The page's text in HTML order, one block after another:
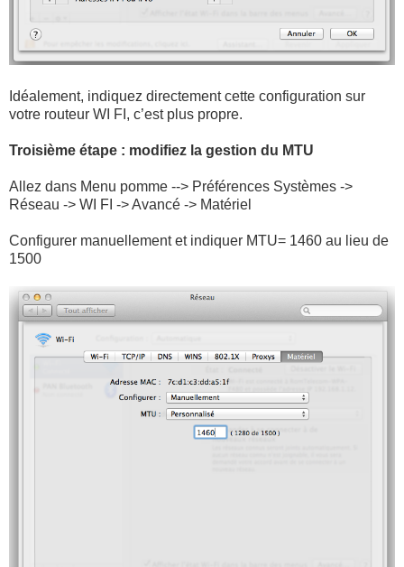
Idéalement, indiquez directement cette configuration sur
votre routeur WI FI, c’est plus propre.
Troisième étape : modifiez la gestion du MTU
Allez dans Menu pomme --> Préférences Systèmes ->
Réseau -> WI FI -> Avancé -> Matériel
Configurer manuellement et indiquer MTU= 1460 au lieu de
1500